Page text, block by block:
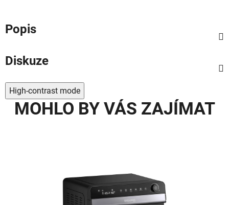
Popis
Diskuze
High-contrast mode
MOHLO BY VÁS ZAJÍMAT